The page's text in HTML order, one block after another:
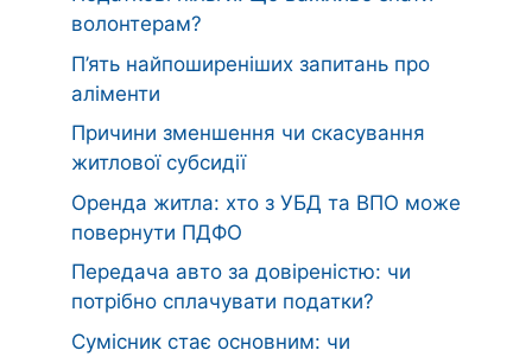
волонтерам?
П’ять найпоширеніших запитань про
аліменти
Причини зменшення чи скасування
житлової субсидії
Оренда житла: хто з УБД та ВПО може
повернути ПДФО
Передача авто за довіреністю: чи
потрібно сплачувати податки?
Сумісник стає основним: чи